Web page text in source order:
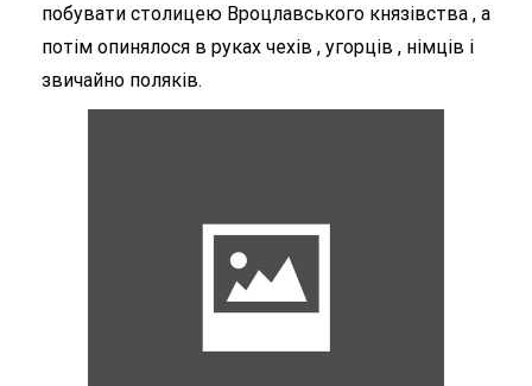
побувати столицею Вроцлавського князівства , а
потім опинялося в руках чехів , угорців , німців і
звичайно поляків.